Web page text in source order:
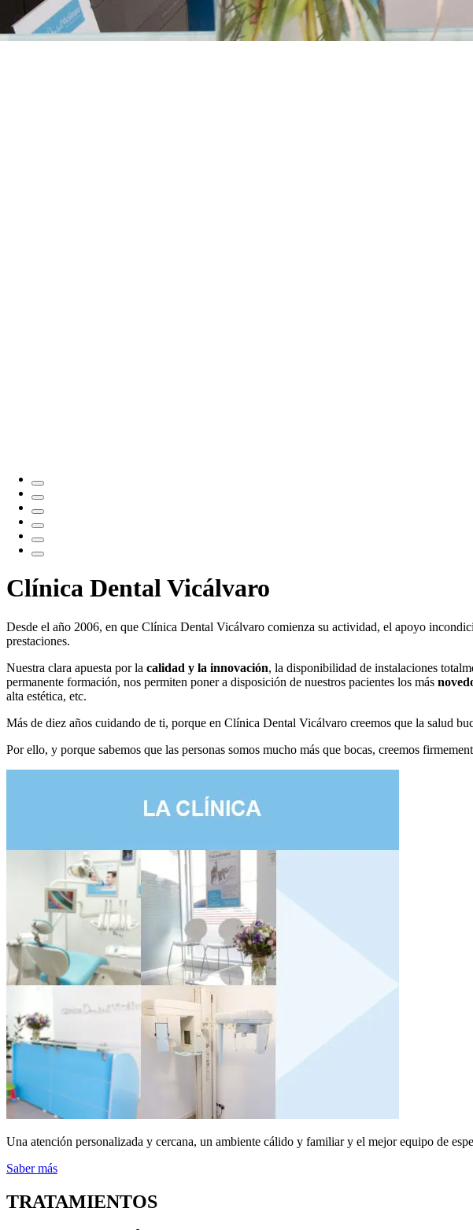
Clínica Dental Vicálvaro
Desde el año 2006, en que Clínica Dental Vicálvaro comienza su actividad, el apoyo
prestaciones.
Nuestra clara apuesta por la calidad y la innovación, la disponibilidad de instalaciones
permanente formación, nos permiten poner a disposición de nuestros pacientes los más
alta estética, etc.
Más de diez años cuidando de ti, porque en Clínica Dental Vicálvaro creemos que la salud
Por ello, y porque sabemos que las personas somos mucho más que bocas, creemos
Una atención personalizada y cercana, un ambiente cálido y familiar y el mejor equipo de
Saber más
TRATAMIENTOS